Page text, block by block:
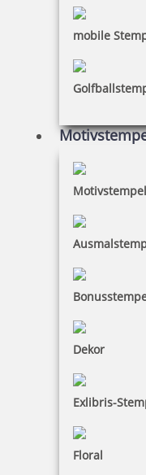
mobile
Motivstempel
Dekor
Exlibris-
Floral
Holzstempel
Jetzt gestalten
Holzstempel